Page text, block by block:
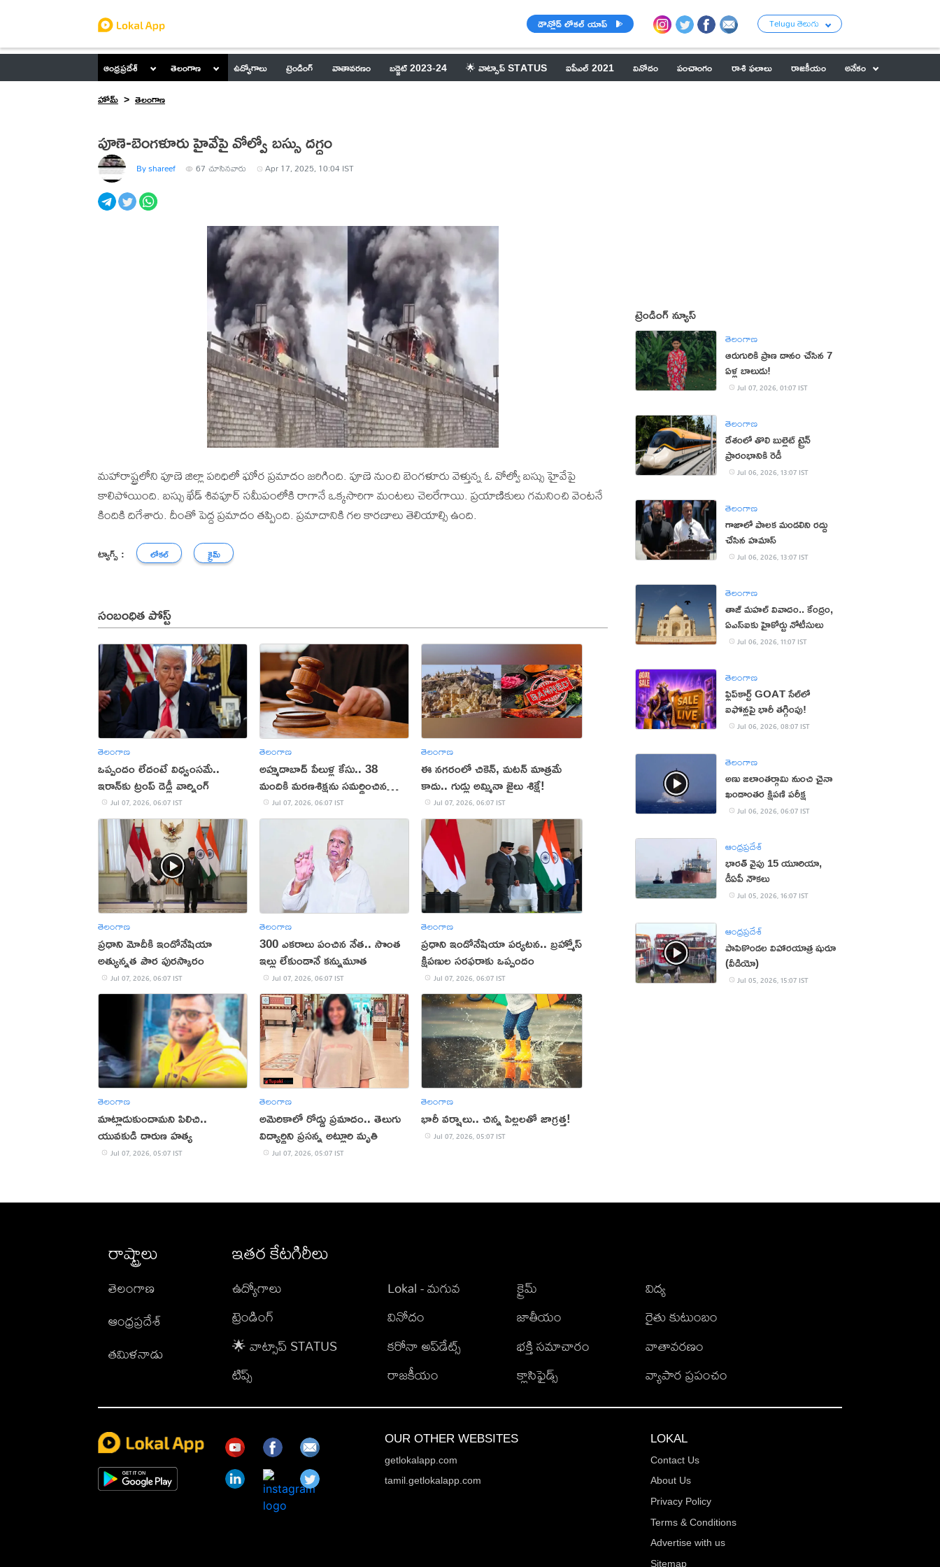
డౌన్లోడ్ లోకల్ యాప్ Telugu తెలుగు
ఆంధ్రప్రదేశ్ తెలంగాణ ఉద్యోగాలు ట్రెండింగ్ వాతావరణం బడ్జెట్ 2023-24 🌟 వాట్సాప్ STATUS ఐపీఎల్ 2021 వినోదం పంచాంగం రాశి ఫలాలు రాజకీయం
అనేకం
హోమ్
తెలంగాణ
పూణె-బెంగళూరు హైవేపై వోల్వో బస్సు దగ్ధం
By shareef 67 చూసినవారు Apr 17, 2025, 10:04 IST
మహారాష్ట్రలోని పూణె జిల్లా పరిధిలో ఘోర ప్రమాదం జరిగింది. పూణె నుంచి బెంగళూరు వెళ్తున్న ఓ వోల్వో బస్సు హైవేపై
కాలిపోయింది. బస్సు ఖేడ్ శివపూర్ సమీపంలోకి రాగానే ఒక్కసారిగా మంటలు చెలరేగాయి. ప్రయాణికులు గమనించి వెంటనే
కిందికి దిగేశారు. దీంతో పెద్ద ప్రమాదం తప్పింది. ప్రమాదానికి గల కారణాలు తెలియాల్సి ఉంది.
ట్యాగ్స్ : లోకల్ క్రైమ్
సంబంధిత పోస్ట్
తెలంగాణ
ఒప్పందం లేదంటే విధ్వంసమే..
ఇరాన్‌కు ట్రంప్ డెడ్లీ వార్నింగ్
Jul 07, 2026, 06:07 IST
తెలంగాణ
అహ్మదాబాద్‌ పేలుళ్ల కేసు.. 38
మందికి మరణశిక్షను సమర్థించిన
గుజరాత్‌ హైకోర్టు
Jul 07, 2026, 06:07 IST
తెలంగాణ
ఈ నగరంలో చికెన్, మటన్ మాత్రమే
కాదు.. గుడ్లు అమ్మినా జైలు శిక్షే!
Jul 07, 2026, 06:07 IST
తెలంగాణ
ప్రధాని మోదీకి ఇండోనేషియా
అత్యున్నత పౌర పురస్కారం
Jul 07, 2026, 06:07 IST
తెలంగాణ
300 ఎకరాలు పంచిన నేత.. సొంత
ఇల్లు లేకుండానే కన్నుమూత
Jul 07, 2026, 06:07 IST
తెలంగాణ
ప్రధాని ఇండోనేషియా పర్యటన.. బ్రహ్మోస్
క్షిపణుల సరఫరాకు ఒప్పందం
Jul 07, 2026, 06:07 IST
తెలంగాణ
మాట్లాడుకుందామని పిలిచి..
యువకుడి దారుణ హత్య
Jul 07, 2026, 05:07 IST
తెలంగాణ
అమెరికాలో రోడ్డు ప్రమాదం.. తెలుగు
విద్యార్థిని ప్రసన్న అట్లూరి మృతి
Jul 07, 2026, 05:07 IST
తెలంగాణ
భారీ వర్షాలు.. చిన్న పిల్లలతో జాగ్రత్త!
Jul 07, 2026, 05:07 IST
ట్రెండింగ్ న్యూస్
తెలంగాణ
ఆరుగురికి ప్రాణ దానం చేసిన 7
ఏళ్ల బాలుడు!
Jul 07, 2026, 01:07 IST
తెలంగాణ
దేశంలో తొలి బుల్లెట్ ట్రైన్
ప్రారంభానికి రెడీ
Jul 06, 2026, 13:07 IST
తెలంగాణ
గాజాలో పాలక మండలిని రద్దు
చేసిన హమాస్‌
Jul 06, 2026, 13:07 IST
తెలంగాణ
తాజ్ మహల్ వివాదం.. కేంద్రం,
ఏఎస్ఐకు హైకోర్టు నోటీసులు
Jul 06, 2026, 11:07 IST
తెలంగాణ
ఫ్లిప్‌కార్ట్ GOAT సేల్‌లో
ఐఫోన్లపై భారీ తగ్గింపు!
Jul 06, 2026, 08:07 IST
తెలంగాణ
అణు జలాంతర్గామి నుంచి చైనా
ఖండాంతర క్షిపణి పరీక్ష
Jul 06, 2026, 06:07 IST
ఆంధ్రప్రదేశ్
భారత్ వైపు 15 యూరియా,
డీఏపీ నౌకలు
Jul 05, 2026, 16:07 IST
ఆంధ్రప్రదేశ్
పాపికొండల విహారయాత్ర షురూ
(వీడియో)
Jul 05, 2026, 15:07 IST
రాష్ట్రాలు
తెలంగాణ
ఆంధ్రప్రదేశ్
తమిళనాడు
ఇతర కేటగిరీలు
ఉద్యోగాలు
ట్రెండింగ్
🌟 వాట్సాప్ STATUS
టిప్స్
Lokal - మగువ
వినోదం
కరోనా అప్‌డేట్స్
రాజకీయం
క్రైమ్
జాతీయం
భక్తి సమాచారం
క్లాసిఫైడ్స్
విద్య
రైతు కుటుంబం
వాతావరణం
వ్యాపార ప్రపంచం
OUR OTHER WEBSITES
getlokalapp.com
tamil.getlokalapp.com
LOKAL
Contact Us
About Us
Privacy Policy
Terms & Conditions
Advertise with us
Sitemap